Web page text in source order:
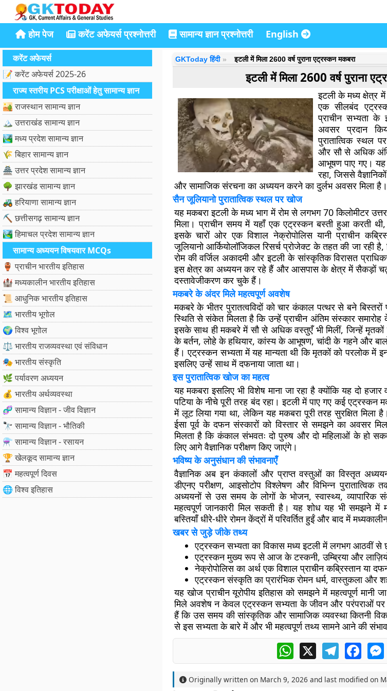
होम पेज करेंट अफेयर्स प्रश्नोत्तरी सामान्य ज्ञान प्रश्नोत्तरी English
करेंट अफेयर्स
📝 करेंट अफेयर्स 2025-26
राज्य स्तरीय PCS परीक्षाओं हेतु सामान्य ज्ञान
🏜️ राजस्थान सामान्य ज्ञान
🏔️ उत्तराखंड सामान्य ज्ञान
🏞️ मध्य प्रदेश सामान्य ज्ञान
🌾 बिहार सामान्य ज्ञान
🏯 उत्तर प्रदेश सामान्य ज्ञान
🌳 झारखंड सामान्य ज्ञान
🚜 हरियाणा सामान्य ज्ञान
⛏️ छत्तीसगढ़ सामान्य ज्ञान
🏞️ हिमाचल प्रदेश सामान्य ज्ञान
सामान्य अध्ययन विषयवार MCQs
🏺 प्राचीन भारतीय इतिहास
🏰 मध्यकालीन भारतीय इतिहास
📜 आधुनिक भारतीय इतिहास
🗺️ भारतीय भूगोल
🌍 विश्व भूगोल
⚖️ भारतीय राजव्यवस्था एवं संविधान
🎭 भारतीय संस्कृति
🌿 पर्यावरण अध्ययन
💰 भारतीय अर्थव्यवस्था
🧬 सामान्य विज्ञान - जीव विज्ञान
🔭 सामान्य विज्ञान - भौतिकी
⚗️ सामान्य विज्ञान - रसायन
🏆 खेलकूद सामान्य ज्ञान
📅 महत्वपूर्ण दिवस
🌐 विश्व इतिहास
GKToday हिंदी इटली में मिला 2600 वर्ष पुराना एट्रस्कन मकबरा
इटली में मिला 2600 वर्ष पुराना
इटली के मध्य क्षेत्र में
एक सीलबंद
प्राचीन सभ्यता के
अवसर प्रदान
पुरातात्विक स्थल
और सौ से अधिक
आभूषण पाए गए। यह
रहा, जिससे
और सामाजिक संरचना का अध्ययन करने का दुर्लभ अवसर मिला है।
सैन जूलियानो पुरातात्विक स्थल पर खोज
यह मकबरा इटली के मध्य भाग में रोम से लगभग 70 किलोमीटर
मिला। प्राचीन समय में यहाँ एक एट्रस्कन बस्ती हुआ करती
इसके चारों ओर एक विशाल नेक्रोपोलिस यानी प्राचीन
जूलियानो आर्कियोलॉजिकल रिसर्च प्रोजेक्ट के तहत की जा रही है,
रोम की वर्जिल अकादमी और इटली के सांस्कृतिक विरासत
इस क्षेत्र का अध्ययन कर रहे हैं और आसपास के क्षेत्र में सैकड़ों
दस्तावेजीकरण कर चुके हैं।
मकबरे के अंदर मिले महत्वपूर्ण अवशेष
मकबरे के भीतर पुरातत्वविदों को चार कंकाल पत्थर से बने
स्थिति से संकेत मिलता है कि उन्हें प्राचीन अंतिम संस्कार समारोह
इसके साथ ही मकबरे में सौ से अधिक वस्तुएँ भी मिलीं, जिन्हें मृतकों
के बर्तन, लोहे के हथियार, कांस्य के आभूषण, चांदी के गहने और
हैं। एट्रस्कन सभ्यता में यह मान्यता थी कि मृतकों को परलोक
इसलिए उन्हें साथ में दफनाया जाता था।
इस पुरातात्विक खोज का महत्व
यह मकबरा इसलिए भी विशेष माना जा रहा है क्योंकि यह दो
पटिया के नीचे पूरी तरह बंद रहा। इटली में पाए गए कई एट्रस्कन
में लूट लिया गया था, लेकिन यह मकबरा पूरी तरह सुरक्षित मिला
ईसा पूर्व के दफन संस्कारों को विस्तार से समझने का अवसर
मिलता है कि कंकाल संभवतः दो पुरुष और दो महिलाओं के हो
लिए आगे वैज्ञानिक परीक्षण किए जाएंगे।
भविष्य के अनुसंधान की संभावनाएँ
वैज्ञानिक अब इन कंकालों और प्राप्त वस्तुओं का विस्तृत
डीएनए परीक्षण, आइसोटोप विश्लेषण और विभिन्न पुरातात्विक
अध्ययनों से उस समय के लोगों के भोजन, स्वास्थ्य, व्यापारिक
महत्वपूर्ण जानकारी मिल सकती है। यह शोध यह भी समझने में
बस्तियाँ धीरे-धीरे रोमन केंद्रों में परिवर्तित हुईं और बाद में
खबर से जुड़े जीके तथ्य
एट्रस्कन सभ्यता का विकास मध्य इटली में लगभग आठवीं से
एट्रस्कन मुख्य रूप से आज के टस्कनी, उम्ब्रिया और
नेक्रोपोलिस का अर्थ एक विशाल प्राचीन कब्रिस्तान या
एट्रस्कन संस्कृति का प्रारंभिक रोमन धर्म, वास्तुकला और
यह खोज प्राचीन यूरोपीय इतिहास को समझने में महत्वपूर्ण
मिले अवशेष न केवल एट्रस्कन सभ्यता के जीवन और परंपराओं पर
हैं कि उस समय की सांस्कृतिक और सामाजिक व्यवस्था कितनी
से इस सभ्यता के बारे में और भी महत्वपूर्ण तथ्य सामने आने की
WhatsApp
X Telegram
Originally written on March 9, 2026 and last modified on